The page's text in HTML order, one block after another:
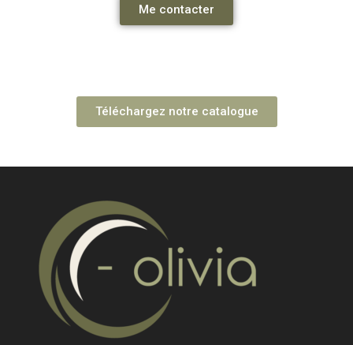
Me contacter
Téléchargez notre catalogue